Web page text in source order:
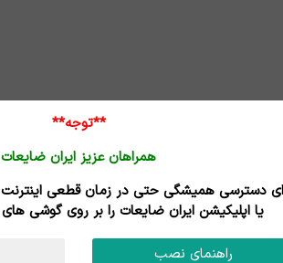
**توجه**
همراهان عزیز ایران ضایعات
یا اپلیکیشن ایران ضایعات را بر روی گوشی
راهنمای نصب